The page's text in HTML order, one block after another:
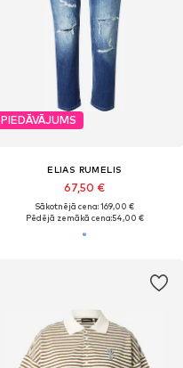
PIEDĀVĀJUMS
ELIAS RUMELIS
67,50 €
Sākotnējā cena: 169,00 €
Pēdējā zemākā cena:54,00 €